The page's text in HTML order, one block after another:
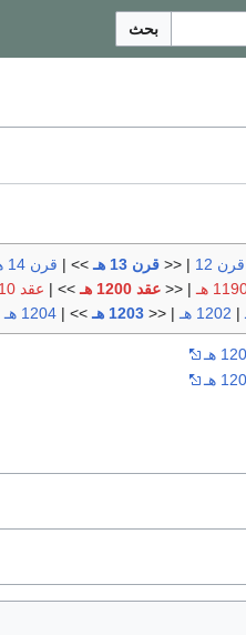
بحث
قرن 12 | <<قرن 13 هـ >> | قرن 14 هـ
| <<عقد 1200 هـ >> | عقد 1210 هـ
| 1202 هـ | <<1203 هـ >> |1204 هـ